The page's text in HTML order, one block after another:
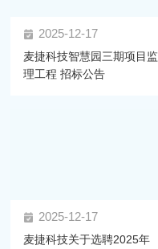
2025-12-17
麦捷科技智慧园三期项目监
理工程 招标公告
2025-12-17
麦捷科技关于选聘2025年